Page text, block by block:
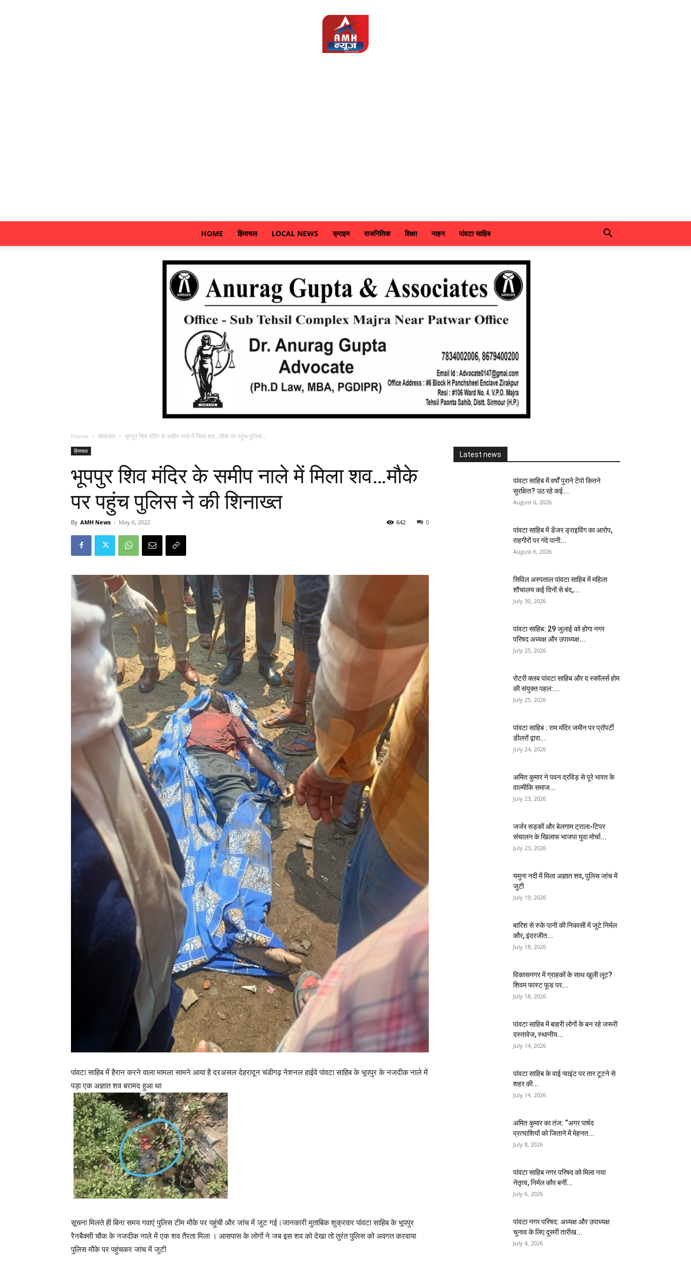
HOME हिमाचल LOCAL NEWS क्राइम राजनितिक शिक्षा नाहन पांवटा साहिब
Home हिमाचल भूपपुर शिव मंदिर के समीप नाले में मिला शव…मौके पर पहुंच पुलिस...
हिमाचल
भूपपुर शिव मंदिर के समीप नाले में मिला शव…मौके
पर पहुंच पुलिस ने की शिनाख्त
By AMH News - May 6, 2022 0
642
पांवटा साहिब में हैरान करने वाला मामला सामने आया है दरअसल देहरादून चंडीगढ़ नेशनल हाईवे पांवटा साहिब के भूपपुर के नजदीक नाले में
पड़ा एक अज्ञात शव बरामद हुआ था
सूचना मिलते ही बिना समय गवाएं पुलिस टीम मौके पर पहुंची और जांच में जुट गई।जानकारी मुताबिक शुक्रवार पांवटा साहिब के भूपपुर
रैनबैक्सी चौक के नजदीक नाले में एक शव तैरता मिला । आसपास के लोगों ने जब इस शव को देखा तो तुरंत पुलिस को अवगत करवाया
पुलिस मौके पर पहुंचकर जांच में जुटी
Latest news
पांवटा साहिब में वर्षों पुराने टेंपो कितने
सुरक्षित? उठ रहे कई...
August 6, 2026
पांवटा साहिब में डेंजर ड्राइविंग का आरोप,
राहगीरों पर गंदे पानी...
August 6, 2026
सिविल अस्पताल पांवटा साहिब में महिला
शौचालय कई दिनों से बंद,...
July 30, 2026
पांवटा साहिब: 29 जुलाई को होगा नगर
परिषद अध्यक्ष और उपाध्यक्ष...
July 25, 2026
​रोटरी क्लब पांवटा साहिब और द स्कॉलर्स होम
की संयुक्त पहल:...
July 25, 2026
पांवटा साहिब : राम मंदिर जमीन पर प्रॉपर्टी
डीलरों द्वारा...
July 24, 2026
अमित कुमार ने पवन द्रविड़ से पूरे भारत के
वाल्मीकि समाज...
July 23, 2026
जर्जर सड़कों और बेलगाम ट्राला-टिपर
संचालन के खिलाफ भाजपा युवा मोर्चा...
July 23, 2026
यमुना नदी में मिला अज्ञात शव, पुलिस जांच में
जुटी
July 19, 2026
बारिश से रुके पानी की निकासी में जुटे निर्मल
कौर, इंदरजीत...
July 18, 2026
विकासनगर में ग्राहकों के साथ खुली लूट?
शिवम फास्ट फूड पर...
July 18, 2026
पांवटा साहिब में बाहरी लोगों के बन रहे जरूरी
दस्तावेज, स्थानीय...
July 14, 2026
पांवटा साहिब के वाई प्वाइंट पर तार टूटने से
शहर की...
July 14, 2026
अमित कुमार का तंज: “अगर पार्षद
प्रत्याशियों को जिताने में मेहनत...
July 8, 2026
पांवटा साहिब नगर परिषद को मिला नया
नेतृत्व, निर्मल कौर बनीं...
July 6, 2026
पांवटा नगर परिषद: अध्यक्ष और उपाध्यक्ष
चुनाव के लिए दूसरी तारीख...
July 4, 2026